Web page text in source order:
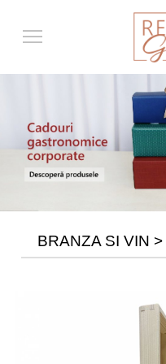
BRANZA SI VIN >